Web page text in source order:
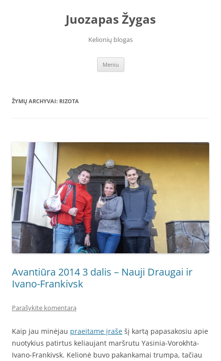
Juozapas Žygas
Kelionių blogas
Meniu Pereiti
turinio
ŽYMŲ ARCHYVAI: RIZOTA
Avantiūra 2014 3 dalis – Nauji Draugai ir
Ivano-Frankivsk
Parašykite komentarą
Kaip jau minėjau praeitame įraše šį kartą papasakosiu apie
nuotykius patirtus keliaujant maršrutu Yasinia-Vorokhta-
Ivano-Frankivsk. Kelionė buvo pakankamai trumpa, tačiau